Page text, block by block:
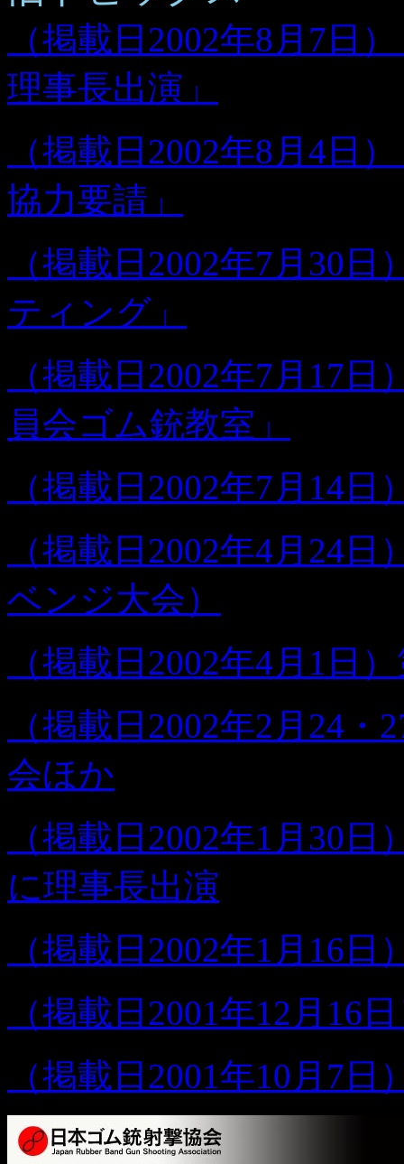
（掲載日2002年8月7日
理事長出演」
（掲載日2002年8月4日
協力要請」
（掲載日2002年7月30
ティング」
（掲載日2002年7月17
員会ゴム銃教室」
（掲載日2002年7月14
（掲載日2002年4月24
ベンジ大会）
（掲載日2002年4月1日
（掲載日2002年2月24
会ほか
（掲載日2002年1月30
に理事長出演
（掲載日2002年1月16
（掲載日2001年12月16
（掲載日2001年10月7